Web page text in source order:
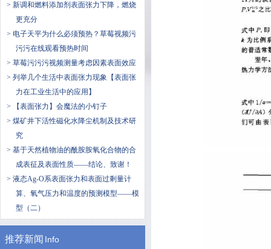
> 新调和燃料添加剂表面张力下降，燃烧
更充分
> 电子天平为什么必须预热？草莓视频污
污污在线观看预热时间
> 草莓污污污视频测量考虑因素表面效应
> 列举几个生活中表面张力现象【表面张
力在工业生活中的应用】
> 【表面张力】会魔法的小钉子
> 煤矿井下活性磁化水降尘机制及技术研
究
> 基于天然植物油的酰胺胺氧化合物的合
成表征及表面性质——结论、致谢！
> 液态Ag-O系表面张力和表面过剩量计
算、氧气压力和温度的预测模型——模
型（二）
推荐新闻 Info